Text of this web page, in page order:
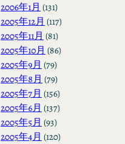
2006年1月 (131)
2005年12月 (117)
2005年11月 (81)
2005年10月 (86)
2005年9月 (79)
2005年8月 (79)
2005年7月 (156)
2005年6月 (137)
2005年5月 (93)
2005年4月 (120)